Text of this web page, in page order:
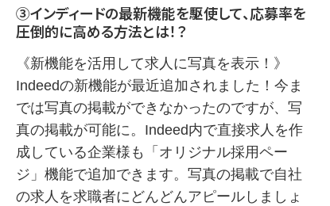
③インディードの最新機能を駆使して、応募率を
圧倒的に高める方法とは！？
《新機能を活用して求人に写真を表示！》
Indeedの新機能が最近追加されました！今ま
では写真の掲載ができなかったのですが、写
真の掲載が可能に。Indeed内で直接求人を作
成している企業様も「オリジナル採用ペー
ジ」機能で追加できます。写真の掲載で自社
の求人を求職者にどんどんアピールしましょ